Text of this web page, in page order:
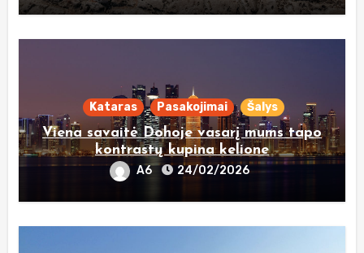
Kataras Pasakojimai Šalys
Viena savaitė Dohoje vasarį mums tapo
kontrastų kupina kelione
A6 24/02/2026